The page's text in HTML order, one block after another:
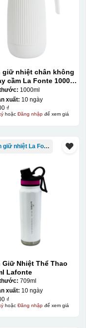
chờ khô để cắt dán
Để dán decal lên gốm
decal dính tạm lên
bằng mắt thường
đó dùng miếng nhựa
giữ nhiệt chân không
1000ml
xuất: 10 ngày
₫
hoặc Đăng nhậpđể xem giá
Bình giữ nhiệt La Fonte
Giữ Nhiệt Thể Thao
709ml Lafonte
709ml
xuất: 10 ngày
₫
hoặc Đăng nhậpđể xem giá